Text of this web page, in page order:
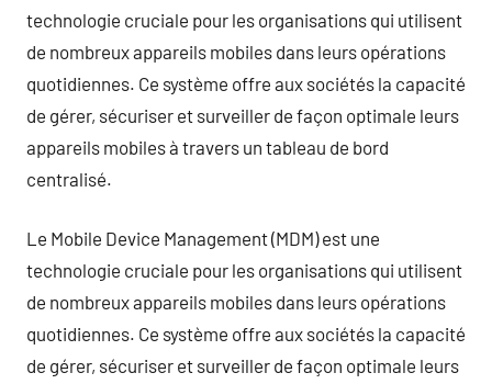
technologie cruciale pour les organisations qui utilisent
de nombreux appareils mobiles dans leurs opérations
quotidiennes. Ce système offre aux sociétés la capacité
de gérer, sécuriser et surveiller de façon optimale leurs
appareils mobiles à travers un tableau de bord
centralisé.
Le Mobile Device Management (MDM) est une
technologie cruciale pour les organisations qui utilisent
de nombreux appareils mobiles dans leurs opérations
quotidiennes. Ce système offre aux sociétés la capacité
de gérer, sécuriser et surveiller de façon optimale leurs